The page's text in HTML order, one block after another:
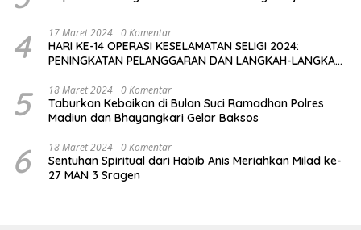
4 17 Maret 2024 0 Komentar
HARI KE-14 OPERASI KESELAMATAN SELIGI 2024:
PENINGKATAN PELANGGARAN DAN LANGKAH-LANGKAH
5 18 Maret 2024 0 Komentar
Taburkan Kebaikan di Bulan Suci Ramadhan Polres
Madiun dan Bhayangkari Gelar Baksos
6 18 Maret 2024 0 Komentar
Sentuhan Spiritual dari Habib Anis Meriahkan Milad ke-
27 MAN 3 Sragen